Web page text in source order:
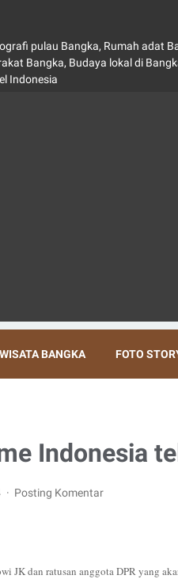
pulau Bangka, Rumah adat
Bangka, Budaya lokal di
Indonesia
WISATA BANGKA FOTO
Indonesia
Posting Komentar
JK dan ratusan anggota DPR yang